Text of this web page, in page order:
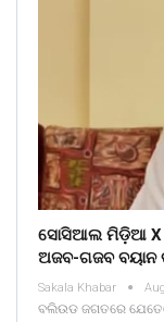
ସୋସିଆଲ ମିଡ଼ିଆ X
ଅଜବ-ଗଜବ ବୟାନ
Sakala Khabar
ବଲିଉଡ ଜଗତରେ